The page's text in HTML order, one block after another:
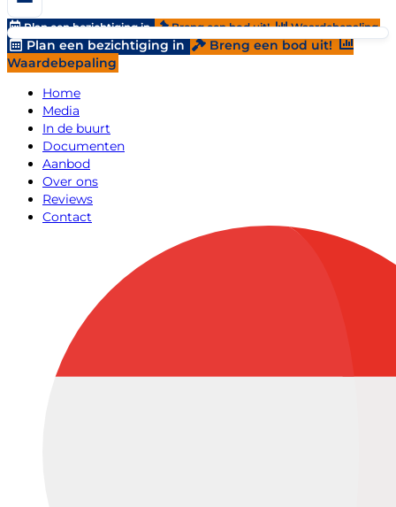
Plan een bezichtiging in Breng een bod uit! Waardebepaling
Plan een bezichtiging in
Breng een bod uit!
Waardebepaling
Home
Media
In de buurt
Documenten
Aanbod
Over ons
Reviews
Contact